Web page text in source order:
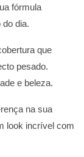
fórmula
do dia.
que
pesado.
e beleza.
na sua
look incrível com